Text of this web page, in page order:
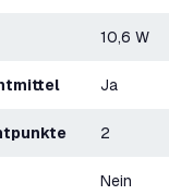
10,6 W
Ja
2
Nein